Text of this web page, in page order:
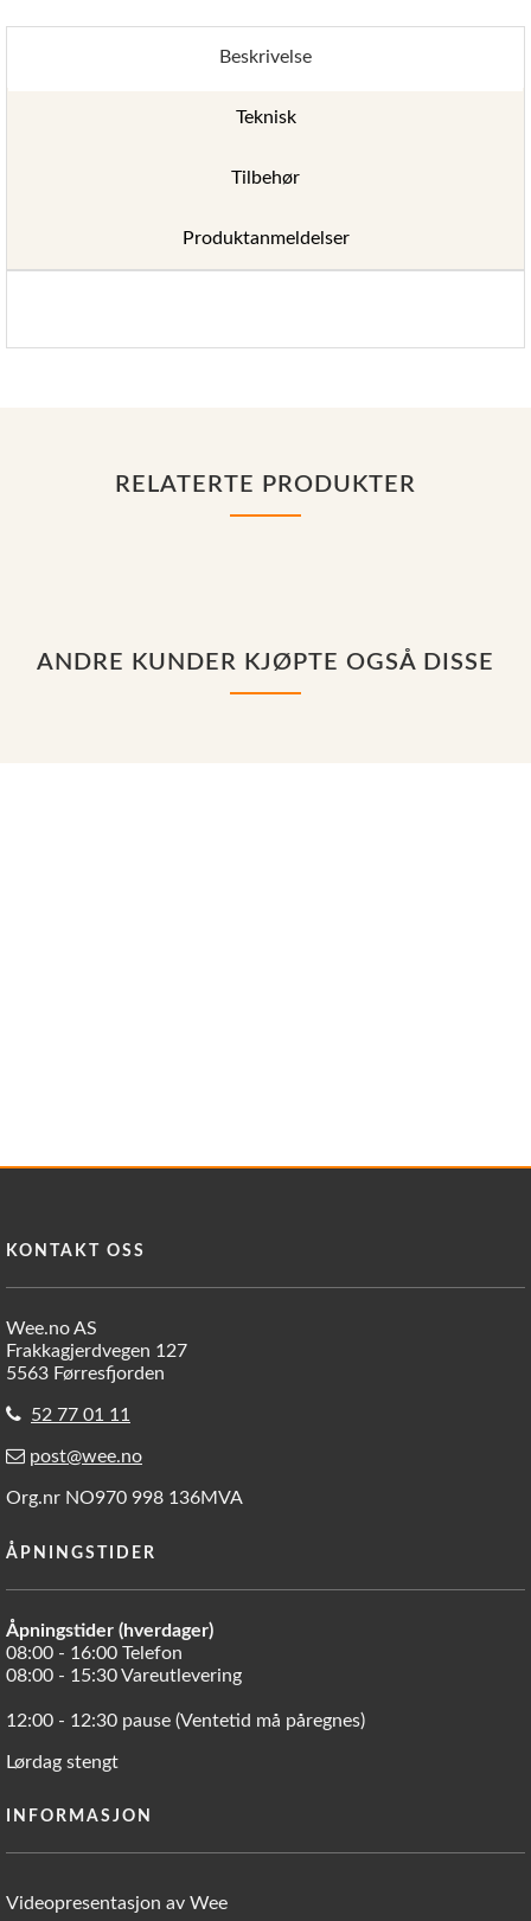
Beskrivelse
Teknisk
Tilbehør
Produktanmeldelser
RELATERTE PRODUKTER
ANDRE KUNDER KJØPTE OGSÅ DISSE
KONTAKT OSS
Wee.no AS
Frakkagjerdvegen 127
5563 Førresfjorden
52 77 01 11
post@wee.no
Org.nr NO970 998 136MVA
ÅPNINGSTIDER
Åpningstider (hverdager)
08:00 - 16:00 Telefon
08:00 - 15:30 Vareutlevering
12:00 - 12:30 pause (Ventetid må påregnes)
Lørdag stengt
INFORMASJON
Videopresentasjon av Wee